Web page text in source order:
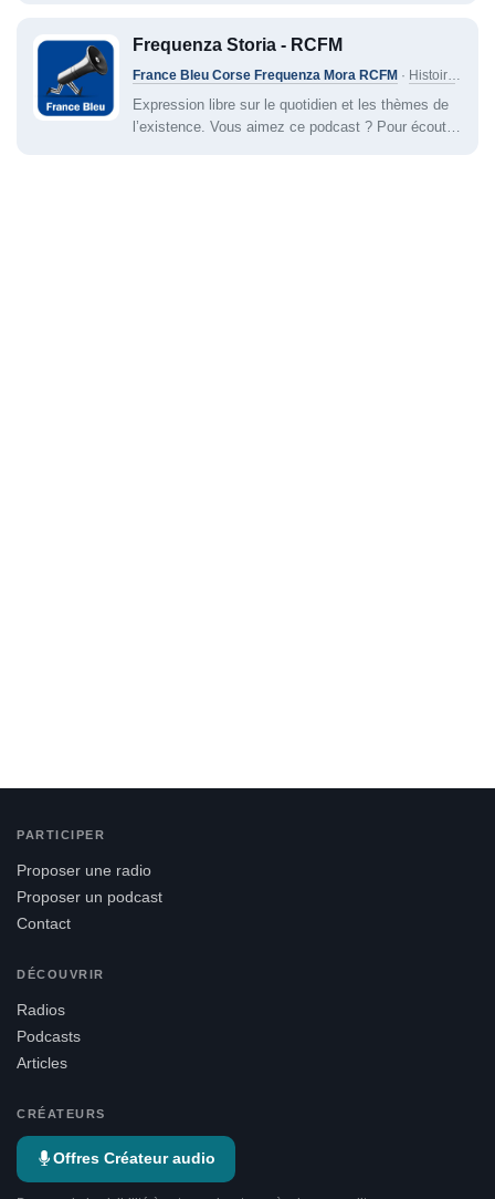
Frequenza Storia - RCFM
France Bleu Corse Frequenza Mora RCFM · Histoire ·
Expression libre sur le quotidien et les thèmes de
l’existence. Vous aimez ce podcast ? Pour écouter
PARTICIPER
Proposer une radio
Proposer un podcast
Contact
DÉCOUVRIR
Radios
Podcasts
Articles
CRÉATEURS
Offres Créateur audio